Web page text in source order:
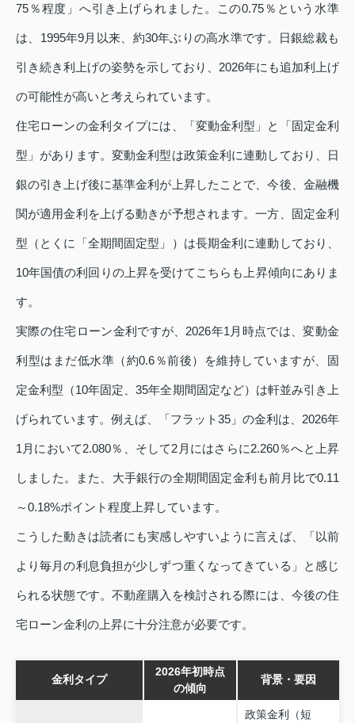
75％程度」へ引き上げられました。この0.75％という水準
は、1995年9月以来、約30年ぶりの高水準です。日銀総裁も
引き続き利上げの姿勢を示しており、2026年にも追加利上げ
の可能性が高いと考えられています。
住宅ローンの金利タイプには、「変動金利型」と「固定金利
型」があります。変動金利型は政策金利に連動しており、日
銀の引き上げ後に基準金利が上昇したことで、今後、金融機
関が適用金利を上げる動きが予想されます。一方、固定金利
型（とくに「全期間固定型」）は長期金利に連動しており、
10年国債の利回りの上昇を受けてこちらも上昇傾向にありま
す。
実際の住宅ローン金利ですが、2026年1月時点では、変動金
利型はまだ低水準（約0.6％前後）を維持していますが、固
定金利型（10年固定、35年全期間固定など）は軒並み引き上
げられています。例えば、「フラット35」の金利は、2026年
1月において2.080％、そして2月にはさらに2.260％へと上昇
しました。また、大手銀行の全期間固定金利も前月比で0.11
～0.18%ポイント程度上昇しています。
こうした動きは読者にも実感しやすいように言えば、「以前
より毎月の利息負担が少しずつ重くなってきている」と感じ
られる状態です。不動産購入を検討される際には、今後の住
宅ローン金利の上昇に十分注意が必要です。
金利タイプ
2026年初時点
の傾向
背景・要因
政策金利（短